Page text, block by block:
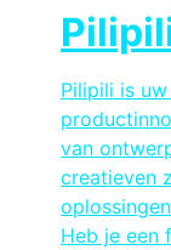
Pilipili is
van
creatieven
Heb je een